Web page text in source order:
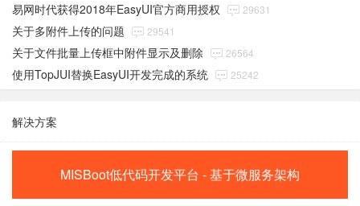
易网时代获得2018年EasyUI官方商用授权 29631
关于多附件上传的问题 29541
关于文件批量上传框中附件显示及删除 26564
使用TopJUI替换EasyUI开发完成的系统 25242
解决方案
MISBoot低代码开发平台 - 基于微服务架构